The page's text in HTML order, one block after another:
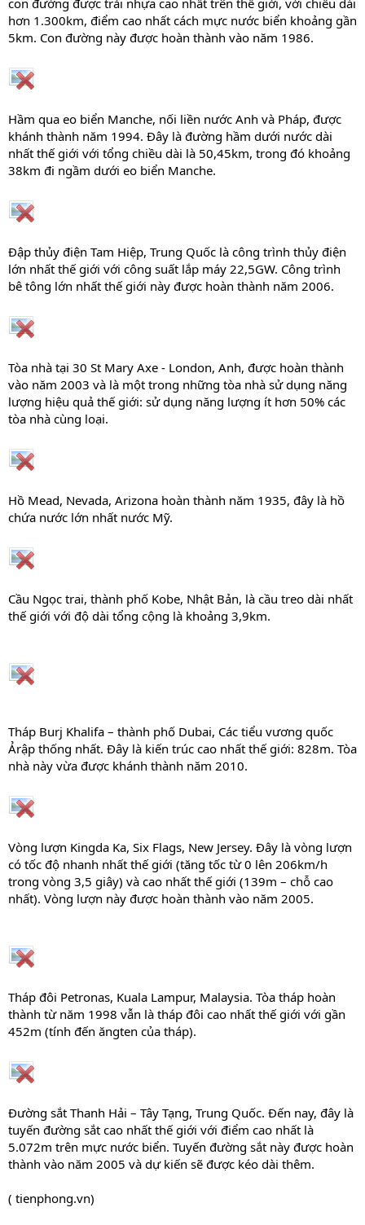
con đường được trải nhựa cao nhất trên thế giới, với chiều dài
hơn 1.300km, điểm cao nhất cách mực nước biển khoảng gần
5km. Con đường này được hoàn thành vào năm 1986.
Hầm qua eo biển Manche, nối liền nước Anh và Pháp, được
khánh thành năm 1994. Đây là đường hầm dưới nước dài
nhất thế giới với tổng chiều dài là 50,45km, trong đó khoảng
38km đi ngầm dưới eo biển Manche.
Đập thủy điện Tam Hiệp, Trung Quốc là công trình thủy điện
lớn nhất thế giới với công suất lắp máy 22,5GW. Công trình
bê tông lớn nhất thế giới này được hoàn thành năm 2006.
Tòa nhà tại 30 St Mary Axe - London, Anh, được hoàn thành
vào năm 2003 và là một trong những tòa nhà sử dụng năng
lượng hiệu quả thế giới: sử dụng năng lượng ít hơn 50% các
tòa nhà cùng loại.
Hồ Mead, Nevada, Arizona hoàn thành năm 1935, đây là hồ
chứa nước lớn nhất nước Mỹ.
Cầu Ngọc trai, thành phố Kobe, Nhật Bản, là cầu treo dài nhất
thế giới với độ dài tổng cộng là khoảng 3,9km.
Tháp Burj Khalifa – thành phố Dubai, Các tiểu vương quốc
Ảrập thống nhất. Đây là kiến trúc cao nhất thế giới: 828m. Tòa
nhà này vừa được khánh thành năm 2010.
Vòng lượn Kingda Ka, Six Flags, New Jersey. Đây là vòng lượn
có tốc độ nhanh nhất thế giới (tăng tốc từ 0 lên 206km/h
trong vòng 3,5 giây) và cao nhất thế giới (139m – chỗ cao
nhất). Vòng lượn này được hoàn thành vào năm 2005.
Tháp đôi Petronas, Kuala Lampur, Malaysia. Tòa tháp hoàn
thành từ năm 1998 vẫn là tháp đôi cao nhất thế giới với gần
452m (tính đến ăngten của tháp).
Đường sắt Thanh Hải – Tây Tạng, Trung Quốc. Đến nay, đây là
tuyến đường sắt cao nhất thế giới với điểm cao nhất là
5.072m trên mực nước biển. Tuyến đường sắt này được hoàn
thành vào năm 2005 và dự kiến sẽ được kéo dài thêm.
( tienphong.vn)